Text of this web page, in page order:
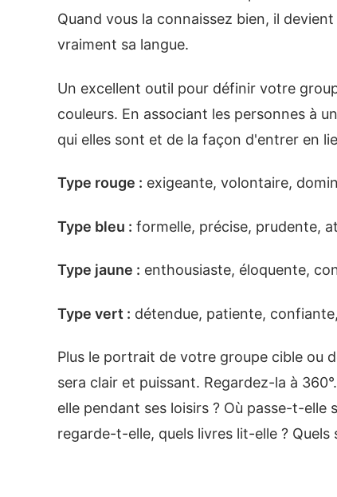
Quand vous la connaissez bien, il
vraiment sa langue.
Un excellent outil pour définir votre
couleurs. En associant les personnes à
qui elles sont et de la façon d'entrer en
Type rouge : exigeante, volontaire,
Type bleu : formelle, précise, prudente,
Type jaune : enthousiaste, éloquente,
Type vert : détendue, patiente,
Plus le portrait de votre groupe cible ou
sera clair et puissant. Regardez-la à
elle pendant ses loisirs ? Où passe-t-
regarde-t-elle, quels livres lit-elle ? Quels